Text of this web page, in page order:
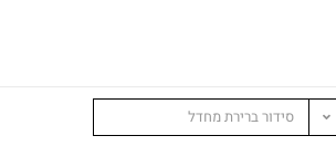
סידור ברירת מחדל